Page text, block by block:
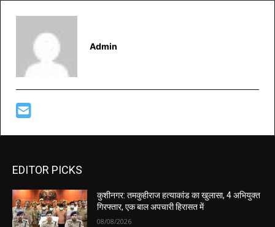
Admin
EDITOR PICKS
कुशीनगर: तमकुहीराज हत्याकांड का खुलासा, 4 अभियुक्त
गिरफ्तार, एक बाल अपचारी हिरासत में
08/08/2026